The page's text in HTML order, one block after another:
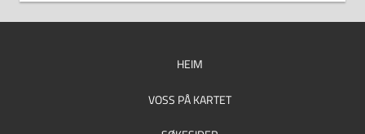
HEIM
VOSS PÅ KARTET